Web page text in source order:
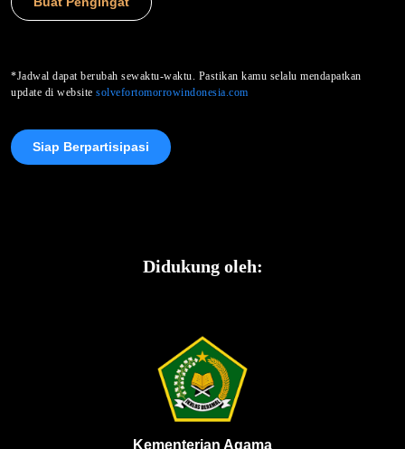
*Jadwal dapat berubah sewaktu-waktu. Pastikan kamu selalu mendapatkan
update di website solvefortomorrowindonesia.com
Siap Berpartisipasi
Didukung oleh:
Kementerian Agama